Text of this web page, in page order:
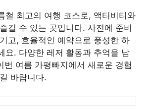
철 최고의 여행 코스로, 액티비티와
길 수 있는 곳입니다. 사전에 준비
고, 효율적인 예약으로 풍성한 하
요. 다양한 레저 활동과 추억을 남
번 여름 가평빠지에서 새로운 경험
바랍니다.